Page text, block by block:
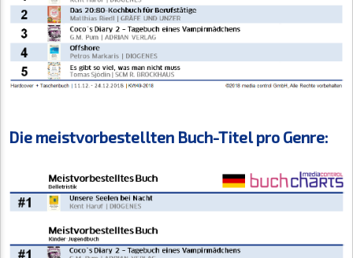
Die meistvorbestellten Buch-Titel pro Genre: